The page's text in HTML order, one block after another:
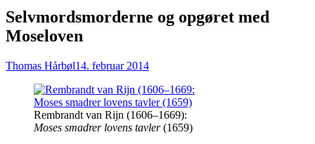
Selvmordsmorderne og opgøret med
Moseloven
Thomas Hårbøl14. februar 2014
Rembrandt van Rijn (1606–1669):
Moses smadrer lovens tavler(1659)